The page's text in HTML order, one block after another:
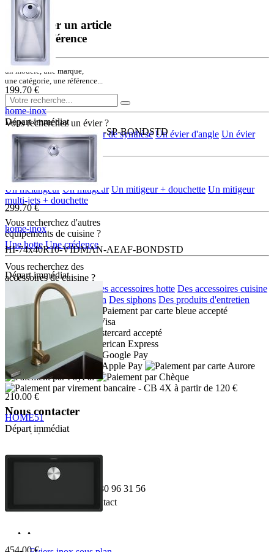
199.70 €
home-inox
HI-16x40R10-VIDMAN-SP-BONDSTD
Départ immédiat
299.70 €
home-inox
HI-74x40R10-VIDMAN-AEAF-BONDSTD
Départ immédiat
210.00 €
HOME51
Départ immédiat
454.00 €
Rechercher un article
ou une référence
un modèle, une marque,
une catégorie, une référence...
Vous recherchez un évier ?
Un évier en inox Un évier de synthèse Un évier d'angle Un évier
rond/ovale
une robinetterie ?
Un mélangeur Un mitigeur Un mitigeur + douchette Un mitigeur
multi-jets + douchette
Vous recherchez d'autres
équipements de cuisine ?
Une hotte Une crédence
Vous recherchez des
accéssoires de cuisine ?
Des accessoires eviers
Des accessoires hotte Des accessoires cuisine
Des distributeurs de savon Des siphons Des produits d'entretien
Moyens de paiement :
- CB 4X à partir de 120 €
Nous contacter
Adresse:
Village des artisans
35740 PACE
02 30 96 31 56
Contact